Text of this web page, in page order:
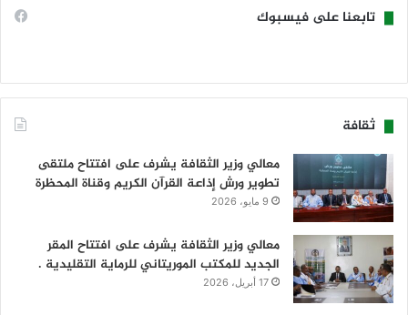
تابعنا على فيسبوك
ثقافة
معالي وزير الثقافة يشرف على افتتاح ملتقى
تطوير ورش إذاعة القرآن الكريم وقناة المحظرة
9 مايو، 2026
معالي وزير الثقافة يشرف على افتتاح المقر
الجديد للمكتب الموريتاني للرماية التقليدية .
17 أبريل، 2026